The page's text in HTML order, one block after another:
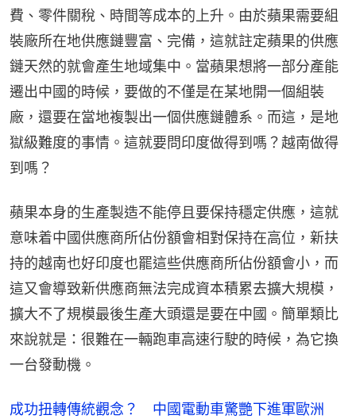
費、零件關稅、時間等成本的上升。由於蘋果需要組
裝廠所在地供應鏈豐富、完備，這就註定蘋果的供應
鏈天然的就會產生地域集中。當蘋果想將一部分產能
遷出中國的時候，要做的不僅是在某地開一個組裝
廠，還要在當地複製出一個供應鏈體系。而這，是地
獄級難度的事情。這就要問印度做得到嗎？越南做得
到嗎？
蘋果本身的生產製造不能停且要保持穩定供應，這就
意味着中國供應商所佔份額會相對保持在高位，新扶
持的越南也好印度也罷這些供應商所佔份額會小，而
這又會導致新供應商無法完成資本積累去擴大規模，
擴大不了規模最後生產大頭還是要在中國。簡單類比
來說就是：很難在一輛跑車高速行駛的時候，為它換
一台發動機。
成功扭轉傳統觀念？ 中國電動車驚艷下進軍歐洲